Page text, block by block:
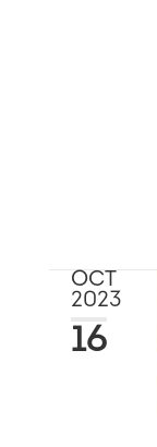
OCT
2023
16